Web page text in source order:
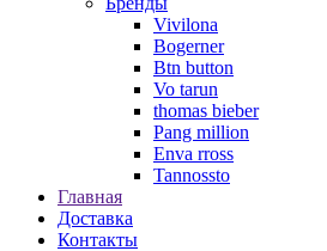
Vivilona
Bogerner
Btn button
Vo tarun
thomas bieber
Pang million
Enva rross
Tannossto
Главная
Доставка
Контакты